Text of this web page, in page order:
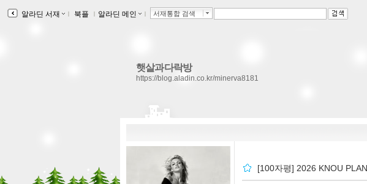
알라딘 서재 ｌ 북플 ｌ 알라딘 메인 ｌ 서재통합 검색
햇살과다락방
https://blog.aladin.co.kr/minerva8181
[100자평] 2026 KNOU